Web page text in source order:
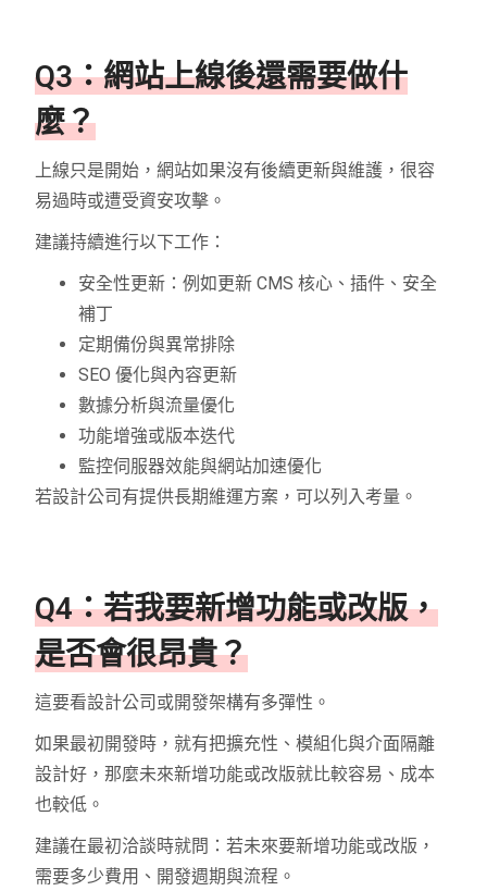
Q3：網站上線後還需要做什
麼？
上線只是開始，網站如果沒有後續更新與維護，很容
易過時或遭受資安攻擊。
建議持續進行以下工作：
安全性更新：例如更新 CMS 核心、插件、安全
補丁
定期備份與異常排除
SEO 優化與內容更新
數據分析與流量優化
功能增強或版本迭代
監控伺服器效能與網站加速優化
若設計公司有提供長期維運方案，可以列入考量。
Q4：若我要新增功能或改版，
是否會很昂貴？
這要看設計公司或開發架構有多彈性。
如果最初開發時，就有把擴充性、模組化與介面隔離
設計好，那麼未來新增功能或改版就比較容易、成本
也較低。
建議在最初洽談時就問：若未來要新增功能或改版，
需要多少費用、開發週期與流程。